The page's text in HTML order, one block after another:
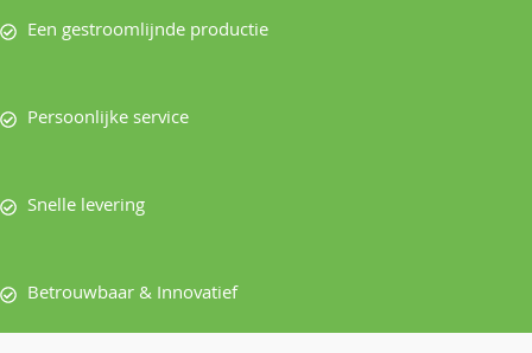
Een gestroomlijnde productie
Persoonlijke service
Snelle levering
Betrouwbaar & Innovatief